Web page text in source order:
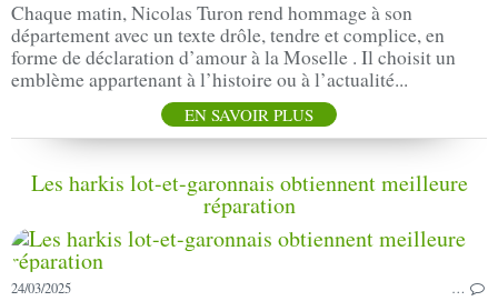
Chaque matin, Nicolas Turon rend hommage à son
département avec un texte drôle, tendre et complice, en
forme de déclaration d’amour à la Moselle . Il choisit un
emblème appartenant à l’histoire ou à l’actualité...
EN SAVOIR PLUS
Les harkis lot-et-garonnais obtiennent meilleure
réparation
24/03/2025 …